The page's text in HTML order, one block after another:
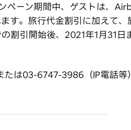
ペーン期間中、ゲストは、
す。旅行代金割引に加えて、
割引開始後、2021年1月31日
は03-6747-3986（IP電話等）